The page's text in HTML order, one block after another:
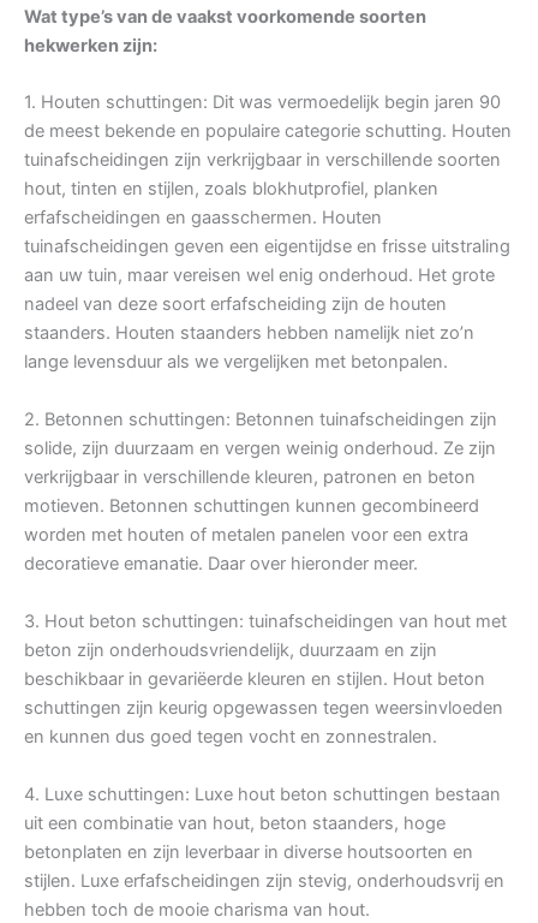
Wat type’s van de vaakst voorkomende soorten
hekwerken zijn:
1. Houten schuttingen: Dit was vermoedelijk begin jaren 90
de meest bekende en populaire categorie schutting. Houten
tuinafscheidingen zijn verkrijgbaar in verschillende soorten
hout, tinten en stijlen, zoals blokhutprofiel, planken
erfafscheidingen en gaasschermen. Houten
tuinafscheidingen geven een eigentijdse en frisse uitstraling
aan uw tuin, maar vereisen wel enig onderhoud. Het grote
nadeel van deze soort erfafscheiding zijn de houten
staanders. Houten staanders hebben namelijk niet zo’n
lange levensduur als we vergelijken met betonpalen.
2. Betonnen schuttingen: Betonnen tuinafscheidingen zijn
solide, zijn duurzaam en vergen weinig onderhoud. Ze zijn
verkrijgbaar in verschillende kleuren, patronen en beton
motieven. Betonnen schuttingen kunnen gecombineerd
worden met houten of metalen panelen voor een extra
decoratieve emanatie. Daar over hieronder meer.
3. Hout beton schuttingen: tuinafscheidingen van hout met
beton zijn onderhoudsvriendelijk, duurzaam en zijn
beschikbaar in gevariëerde kleuren en stijlen. Hout beton
schuttingen zijn keurig opgewassen tegen weersinvloeden
en kunnen dus goed tegen vocht en zonnestralen.
4. Luxe schuttingen: Luxe hout beton schuttingen bestaan
uit een combinatie van hout, beton staanders, hoge
betonplaten en zijn leverbaar in diverse houtsoorten en
stijlen. Luxe erfafscheidingen zijn stevig, onderhoudsvrij en
hebben toch de mooie charisma van hout.